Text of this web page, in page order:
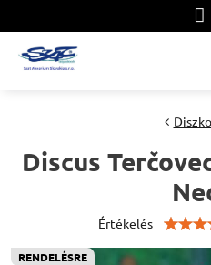
RENDELÉSRE
Discus
Értékelés